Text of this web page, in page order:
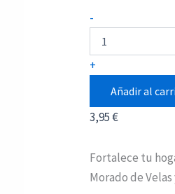
-
Esotérico
Morado
cantidad
+
Añadir al
3,95€
Fortalece tu
Morado de Velas